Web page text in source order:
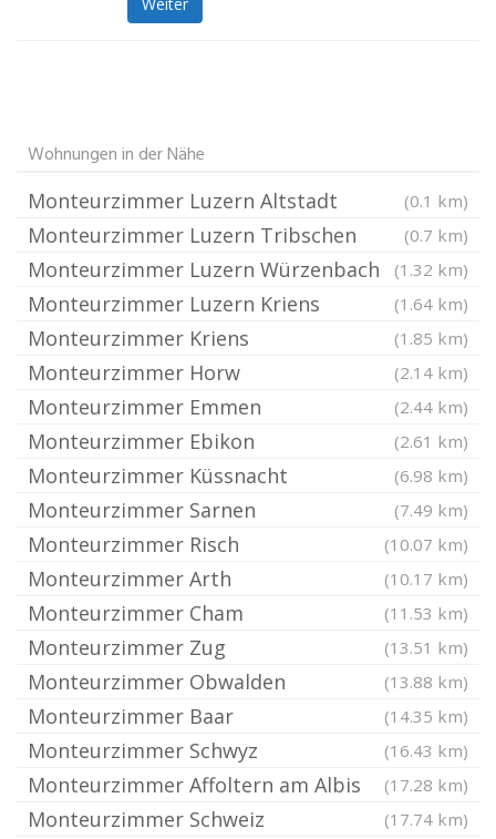
Wohnungen in der Nähe
Monteurzimmer Luzern Altstadt (0.1 km)
Monteurzimmer Luzern Tribschen (0.7 km)
Monteurzimmer Luzern Würzenbach (1.32 km)
Monteurzimmer Luzern Kriens (1.64 km)
Monteurzimmer Kriens (1.85 km)
Monteurzimmer Horw (2.14 km)
Monteurzimmer Emmen (2.44 km)
Monteurzimmer Ebikon (2.61 km)
Monteurzimmer Küssnacht (6.98 km)
Monteurzimmer Sarnen (7.49 km)
Monteurzimmer Risch (10.07 km)
Monteurzimmer Arth (10.17 km)
Monteurzimmer Cham (11.53 km)
Monteurzimmer Zug (13.51 km)
Monteurzimmer Obwalden (13.88 km)
Monteurzimmer Baar (14.35 km)
Monteurzimmer Schwyz (16.43 km)
Monteurzimmer Affoltern am Albis (17.28 km)
Monteurzimmer Schweiz (17.74 km)